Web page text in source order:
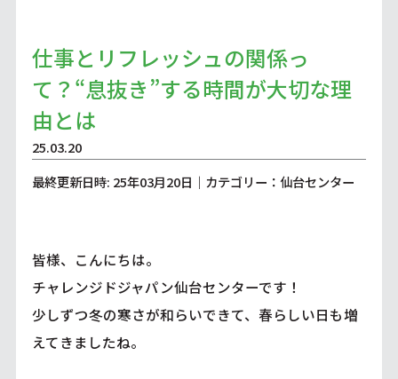
仕事とリフレッシュの関係っ
て？“息抜き”する時間が大切な理
由とは
25.03.20
最終更新日時: 25年03月20日｜カテゴリー：仙台センター
皆様、こんにちは。
チャレンジドジャパン仙台センターです！
少しずつ冬の寒さが和らいできて、春らしい日も増
えてきましたね。